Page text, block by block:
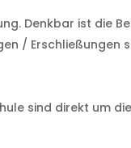
Denkbar ist die
/
sind direkt um